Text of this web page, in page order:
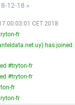
12-18 »
00:03:01 CET 2018
fr
has joined
#tryton-fr
#tryton-fr
fr
fr